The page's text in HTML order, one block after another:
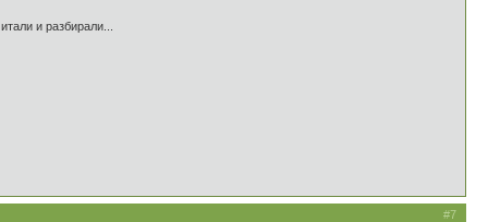
и разбирали...
#7